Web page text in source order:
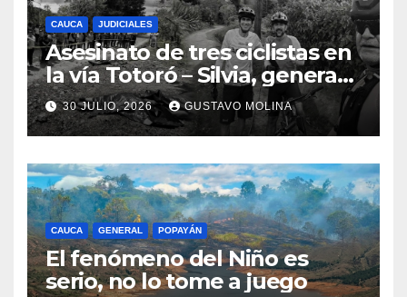
CAUCA JUDICIALES
Asesinato de tres ciclistas en
la vía Totoró – Silvia, genera
consternación en el Cauca
30 JULIO, 2026 GUSTAVO MOLINA
CAUCA GENERAL POPAYÁN
El fenómeno del Niño es
serio, no lo tome a juego